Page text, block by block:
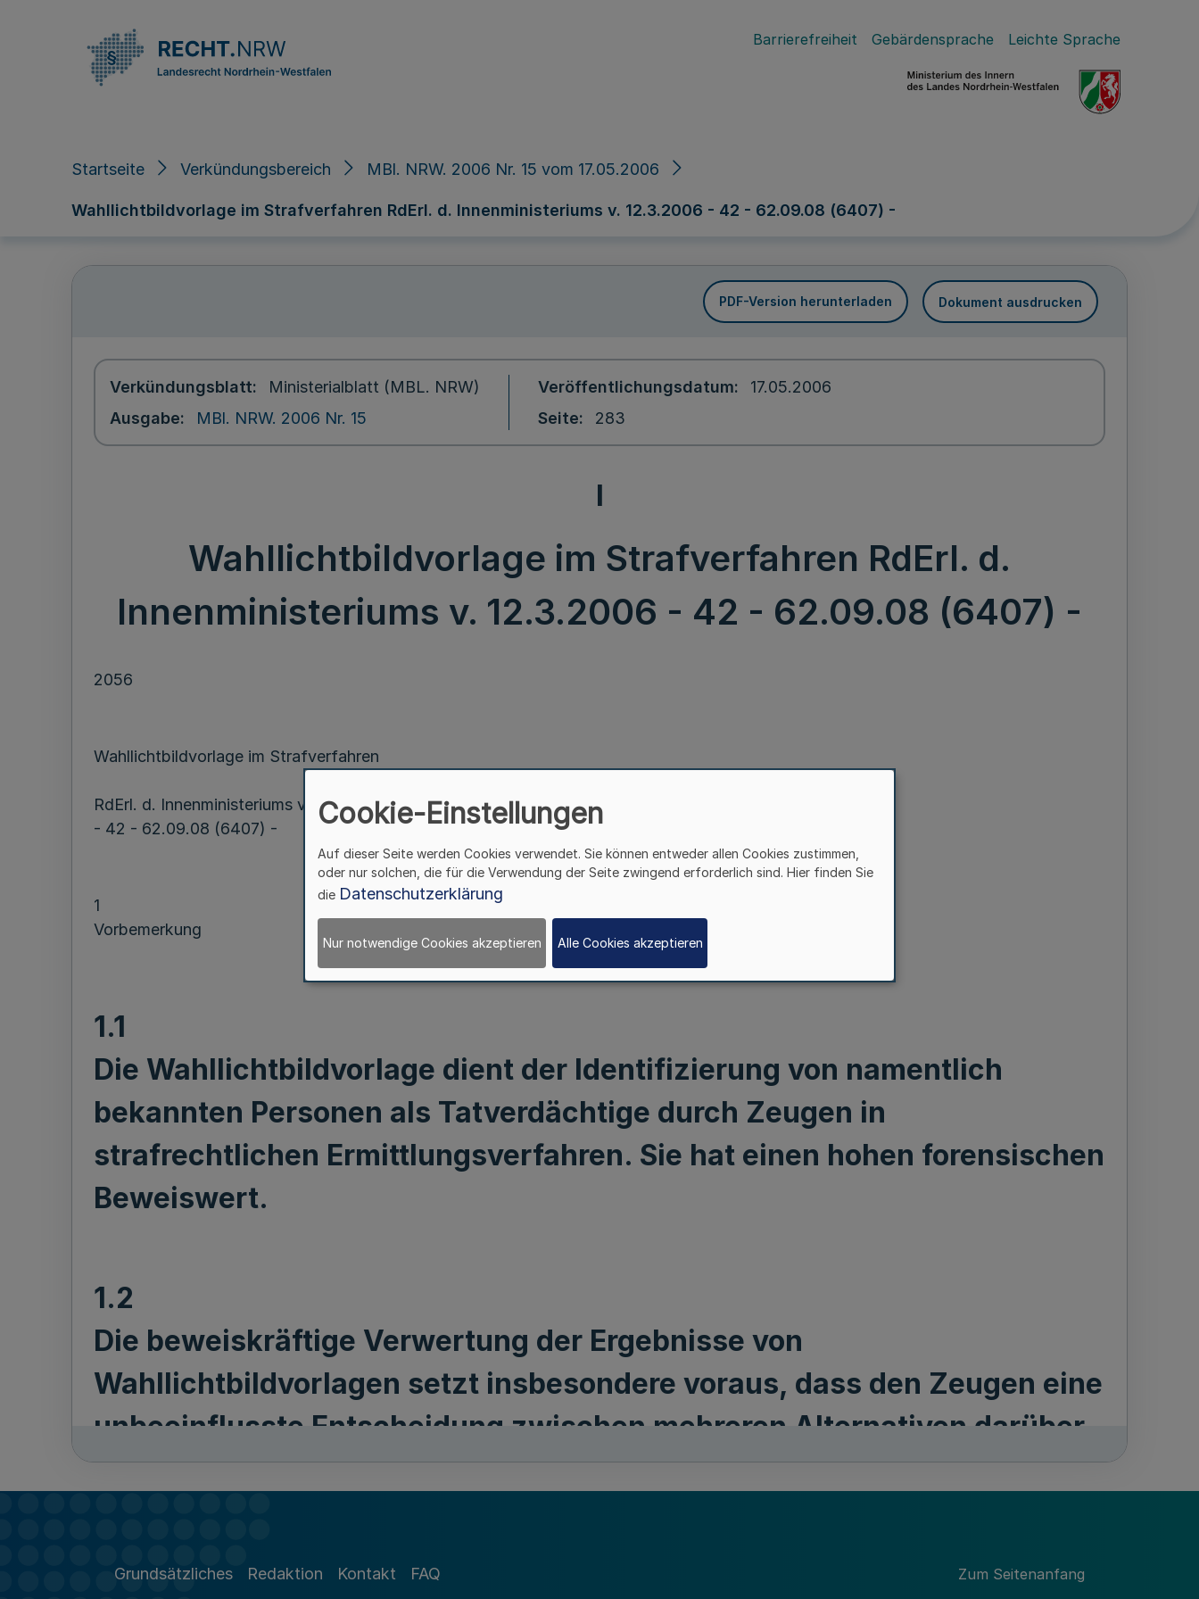
Barrierefreiheit Gebärdensprache Leichte Sprache
Startseite Verkündungsbereich MBl. NRW. 2006 Nr. 15 vom 17.05.2006
Wahllichtbildvorlage im Strafverfahren RdErl. d. Innenministeriums v. 12.3.2006 - 42 - 62.09.08 (6407) -
PDF-Version herunterladen Dokument ausdrucken
Verkündungsblatt
Ministerialblatt (MBL. NRW)
Ausgabe
MBl. NRW. 2006 Nr. 15
Veröffentlichungsdatum
17.05.2006
Seite
283
I
Wahllichtbildvorlage im Strafverfahren RdErl. d.
Innenministeriums v. 12.3.2006 - 42 - 62.09.08 (6407) -
2056
Wahllichtbildvorlage im Strafverfahren
RdErl. d. Innenministeriums v. 12.3.2006
- 42 - 62.09.08 (6407) -
1
Vorbemerkung
1.1
Die Wahllichtbildvorlage dient der Identifizierung von namentlich
bekannten Personen als Tatverdächtige durch Zeugen in
strafrechtlichen Ermittlungsverfahren. Sie hat einen hohen forensischen
Beweiswert.
1.2
Die beweiskräftige Verwertung der Ergebnisse von
Wahllichtbildvorlagen setzt insbesondere voraus, dass den Zeugen eine
unbeeinflusste Entscheidung zwischen mehreren Alternativen darüber
möglich war, ob der Tatverdächtige auf den vorgelegten Lichtbildern
Grundsätzliches Redaktion Kontakt FAQ Zum Seitenanfang
Cookie-Einstellungen
Auf dieser Seite werden Cookies verwendet. Sie können entweder allen Cookies zustimmen,
oder nur solchen, die für die Verwendung der Seite zwingend erforderlich sind. Hier finden Sie
die Datenschutzerklärung
Nur notwendige Cookies akzeptieren Alle Cookies akzeptieren